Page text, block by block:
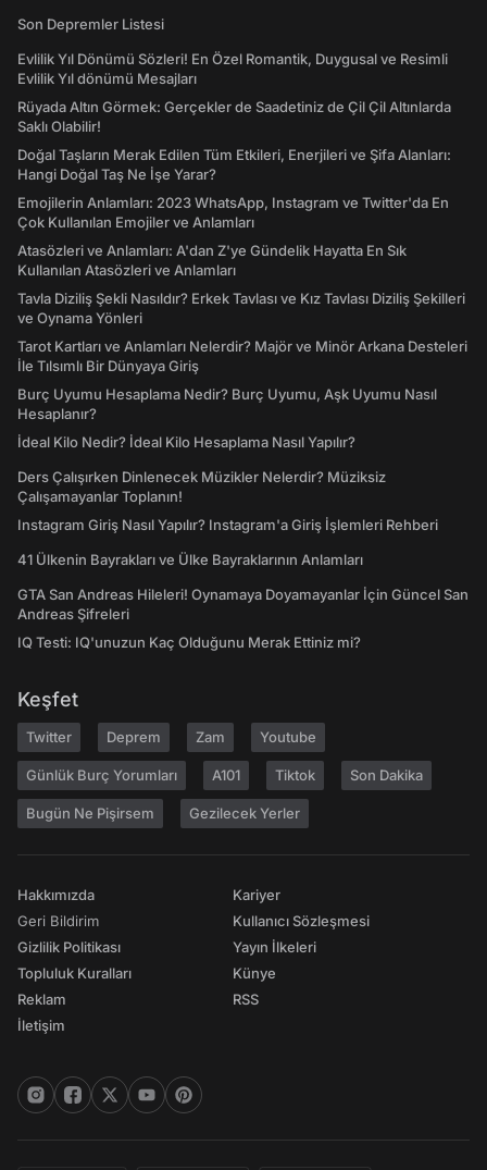
Son Depremler Listesi
Evlilik Yıl Dönümü Sözleri! En Özel Romantik, Duygusal ve Resimli
Evlilik Yıl dönümü Mesajları
Rüyada Altın Görmek: Gerçekler de Saadetiniz de Çil Çil Altınlarda
Saklı Olabilir!
Doğal Taşların Merak Edilen Tüm Etkileri, Enerjileri ve Şifa Alanları:
Hangi Doğal Taş Ne İşe Yarar?
Emojilerin Anlamları: 2023 WhatsApp, Instagram ve Twitter'da En
Çok Kullanılan Emojiler ve Anlamları
Atasözleri ve Anlamları: A'dan Z'ye Gündelik Hayatta En Sık
Kullanılan Atasözleri ve Anlamları
Tavla Diziliş Şekli Nasıldır? Erkek Tavlası ve Kız Tavlası Diziliş Şekilleri
ve Oynama Yönleri
Tarot Kartları ve Anlamları Nelerdir? Majör ve Minör Arkana Desteleri
İle Tılsımlı Bir Dünyaya Giriş
Burç Uyumu Hesaplama Nedir? Burç Uyumu, Aşk Uyumu Nasıl
Hesaplanır?
İdeal Kilo Nedir? İdeal Kilo Hesaplama Nasıl Yapılır?
Ders Çalışırken Dinlenecek Müzikler Nelerdir? Müziksiz
Çalışamayanlar Toplanın!
Instagram Giriş Nasıl Yapılır? Instagram'a Giriş İşlemleri Rehberi
41 Ülkenin Bayrakları ve Ülke Bayraklarının Anlamları
GTA San Andreas Hileleri! Oynamaya Doyamayanlar İçin Güncel San
Andreas Şifreleri
IQ Testi: IQ'unuzun Kaç Olduğunu Merak Ettiniz mi?
Keşfet
Twitter Deprem Zam Youtube
Günlük Burç Yorumları A101 Tiktok Son Dakika
Bugün Ne Pişirsem Gezilecek Yerler
Hakkımızda
Geri Bildirim
Gizlilik Politikası
Topluluk Kuralları
Reklam
İletişim
Kariyer
Kullanıcı Sözleşmesi
Yayın İlkeleri
Künye
RSS